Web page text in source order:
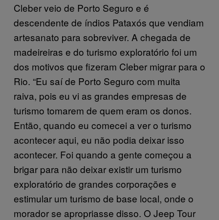
Cleber veio de Porto Seguro e é
descendente de índios Pataxós que vendiam
artesanato para sobreviver. A chegada de
madeireiras e do turismo exploratório foi um
dos motivos que fizeram Cleber migrar para o
Rio. “Eu saí de Porto Seguro com muita
raiva, pois eu vi as grandes empresas de
turismo tomarem de quem eram os donos.
Então, quando eu comecei a ver o turismo
acontecer aqui, eu não podia deixar isso
acontecer. Foi quando a gente começou a
brigar para não deixar existir um turismo
exploratório de grandes corporações e
estimular um turismo de base local, onde o
morador se apropriasse disso. O Jeep Tour